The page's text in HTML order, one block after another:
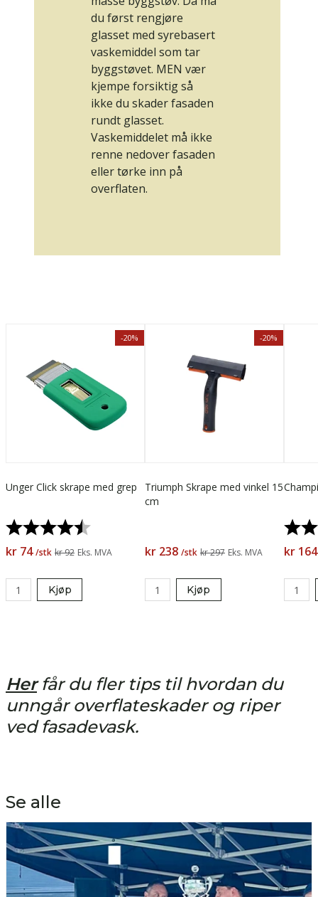
du først rengjøre
glasset med syrebasert
vaskemiddel som tar
byggstøvet. MEN vær
kjempe forsiktig så
ikke du skader fasaden
rundt glasset.
Vaskemiddelet må ikke
renne nedover fasaden
eller tørke inn på
overflaten.
-20%
Unger Click skrape med grep
Karakter:
kr 74 /stk kr 92 Eks. MVA
Kjøp
-20%
Triumph Skrape med vinkel 15
cm
kr 238 /stk kr 297 Eks. MVA
Kjøp
kr 164
Herfår du fler tips til hvordan du
unngår overflateskader og riper
ved fasadevask.
Se alle